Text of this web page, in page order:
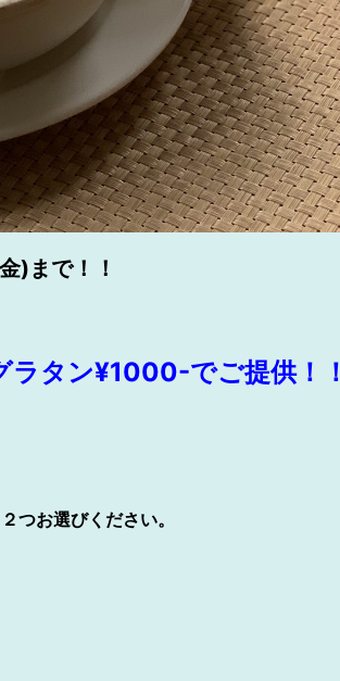
)まで！！
ラタン¥1000-でご提供！！
つお選びください。